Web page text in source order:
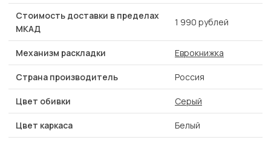
Стоимость доставки в пределах
МКАД
1 990 рублей
Механизм раскладки Еврокнижка
Страна производитель Россия
Цвет обивки Серый
Цвет каркаса Белый